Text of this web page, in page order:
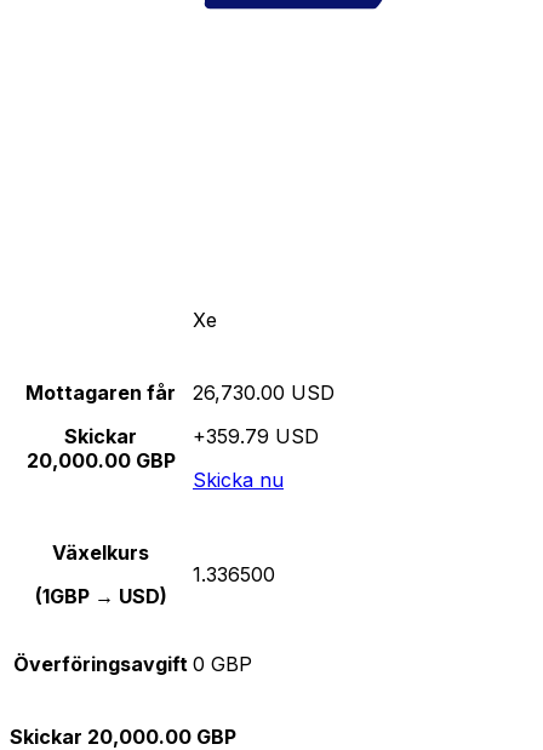
Xe
Mottagaren får
Skickar
20,000.00 GBP
26,730.00 USD
+359.79 USD
Skicka nu
Växelkurs
(1GBP → USD)
1.336500
Överföringsavgift 0 GBP
Skickar 20,000.00 GBP